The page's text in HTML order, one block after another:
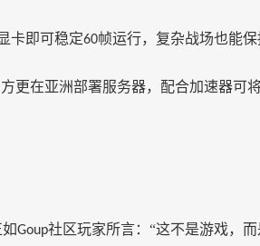
卡即可稳定60帧运行，复杂战场也能保
更在亚洲部署服务器，配合加速器可
Goup社区玩家所言： “这不是游戏，